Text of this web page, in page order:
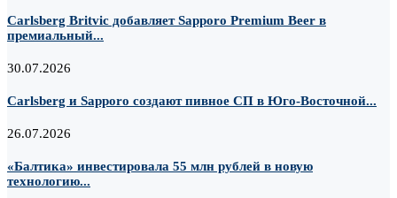
Carlsberg Britvic добавляет Sapporo Premium Beer в
премиальный...
30.07.2026
Carlsberg и Sapporo создают пивное СП в Юго-Восточной...
26.07.2026
«Балтика» инвестировала 55 млн рублей в новую
технологию...